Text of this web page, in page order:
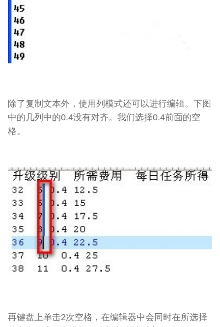
除了复制文本外，使用列模式还可以进行编辑。下图
中的几列中的0.4没有对齐。我们选择0.4前面的空
格。
再键盘上单击2次空格，在编辑器中会同时在所选择